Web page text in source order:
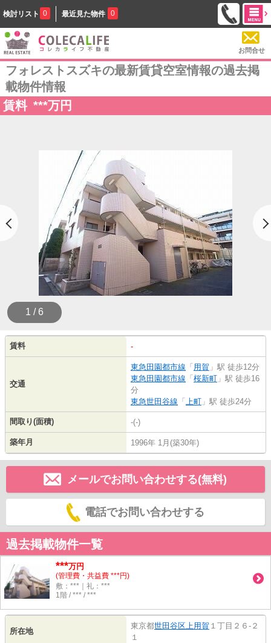
検討リスト 0 最近見た物件 0
お問合せ
フォレストスズキの最新賃貸空室情報の過去掲
載物件情報
賃料 ***万円
1 / 6
賃料 -
交通
東急田園都市線 「 用賀 」駅 徒歩12分
東急田園都市線 「 桜新町 」駅 徒歩16
分
東急世田谷線 「 上町 」駅 徒歩24分
間取り(面積) -(-)
築年月 1996年 1月(築30年)
メールでお問い合わせする(無料)
電話でお問い合わせする
過去掲載物件一覧
***万円
(管理費・共益費 ***円)
敷：***｜礼：***
1階 / *** / ***
所在地
東京都世田谷区上用賀 １丁目２６-２
１